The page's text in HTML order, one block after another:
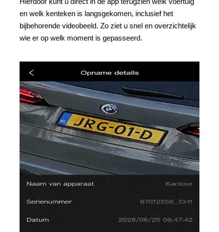
en welk kenteken is langsgekomen, inclusief het
bijbehorende videobeeld. Zo ziet u snel en overzichtelijk
wie er op welk moment is gepasseerd.